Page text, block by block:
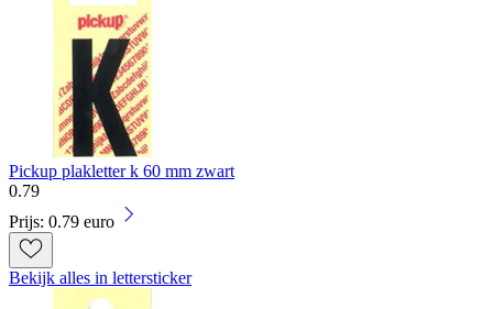
Pickup plakletter k 60 mm zwart
0.79
Prijs: 0.79 euro
Bekijk alles in lettersticker